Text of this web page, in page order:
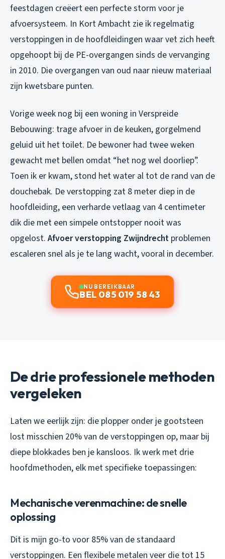
feestdagen creëert een perfecte storm voor je
afvoersysteem. In Kort Ambacht zie ik regelmatig
verstoppingen in de hoofdleidingen waar vet zich heeft
opgehoopt bij de PE-overgangen sinds de vervanging
in 2010. Die overgangen van oud naar nieuw materiaal
zijn kwetsbare punten.
Vorige week nog bij een woning in Verspreide
Bebouwing: trage afvoer in de keuken, gorgelmend
geluid uit het toilet. De bewoner had twee weken
gewacht met bellen omdat “het nog wel doorliep”.
Toen ik er kwam, stond het water al tot de rand van de
douchebak. De verstopping zat 8 meter diep in de
hoofdleiding, een verharde vetlaag van 4 centimeter
dik die met een simpele ontstopper nooit was
opgelost. Afvoer verstopping Zwijndrecht problemen
escaleren snel als je te lang wacht, vooral in december.
NU BEREIKBAAR
BEL 085 019 58 43
De drie professionele methoden
vergeleken
Laten we eerlijk zijn: die plopper onder je gootsteen
lost misschien 20% van de verstoppingen op, maar bij
diepe blokkades ben je kansloos. Ik werk met drie
hoofdmethoden, elk met specifieke toepassingen:
Mechanische verenmachine: de snelle
oplossing
Dit is mijn go-to voor 85% van de standaard
verstoppingen. Een flexibele metalen veer die tot 15